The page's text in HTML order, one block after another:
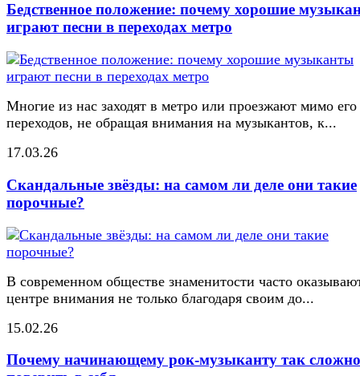
Бедственное положение: почему хорошие
играют песни в переходах метро
Многие из нас заходят в метро или проезжают мимо его
переходов, не обращая внимания на музыкантов, к...
17.03.26
Скандальные звёзды: на самом ли деле они такие
порочные?
В современном обществе знаменитости часто
центре внимания не только благодаря своим до...
15.02.26
Почему начинающему рок-музыканту так сложно